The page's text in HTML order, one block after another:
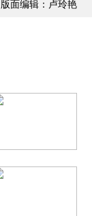
版面编辑：卢玲艳